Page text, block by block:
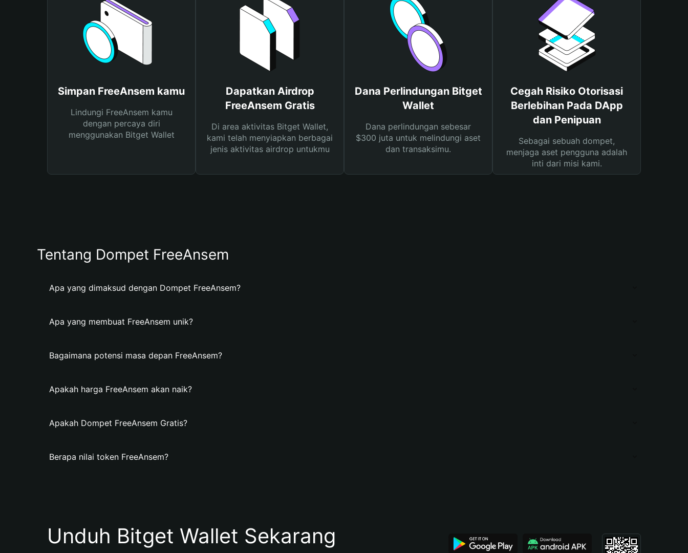
Simpan FreeAnsem kamu
Lindungi FreeAnsem kamu
dengan percaya diri
menggunakan Bitget Wallet
Dapatkan Airdrop
FreeAnsem Gratis
Di area aktivitas Bitget Wallet,
kami telah menyiapkan berbagai
jenis aktivitas airdrop untukmu
Dana Perlindungan Bitget
Wallet
Dana perlindungan sebesar
$300 juta untuk melindungi aset
dan transaksimu.
Cegah Risiko Otorisasi
Berlebihan Pada DApp
dan Penipuan
Sebagai sebuah dompet,
menjaga aset pengguna adalah
inti dari misi kami.
Tentang Dompet FreeAnsem
Apa yang dimaksud dengan Dompet FreeAnsem?
Apa yang membuat FreeAnsem unik?
Bagaimana potensi masa depan FreeAnsem?
Apakah harga FreeAnsem akan naik?
Apakah Dompet FreeAnsem Gratis?
Berapa nilai token FreeAnsem?
Unduh Bitget Wallet Sekarang